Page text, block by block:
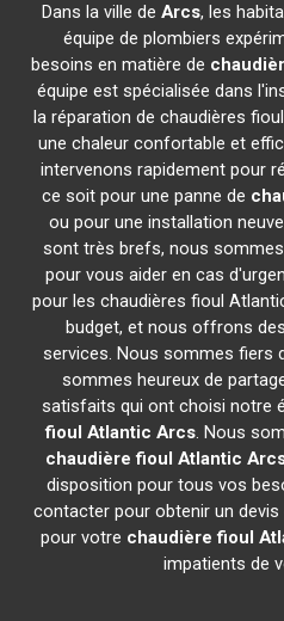
Dans la ville de Arcs, les
équipe de plombiers
besoins en matière de
équipe est spécialisée dans
la réparation de chaudières
une chaleur confortable et
intervenons rapidement pour
ce soit pour une panne de
ou pour une installation
sont très brefs, nous
pour vous aider en cas
pour les chaudières fioul
budget, et nous offrons
services. Nous sommes fiers
sommes heureux de
satisfaits qui ont choisi notre
fioul Atlantic Arcs. Nous
chaudière fioul Atlantic
disposition pour tous vos
contacter pour obtenir un
pour votre chaudière fioul
impatients de